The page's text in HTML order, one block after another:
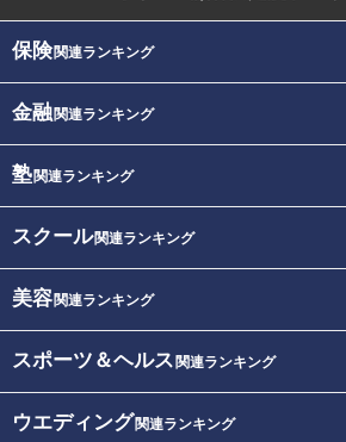
保険関連ランキング
金融関連ランキング
塾関連ランキング
スクール関連ランキング
美容関連ランキング
スポーツ＆ヘルス 関連ランキング
ウエディング関連ランキング